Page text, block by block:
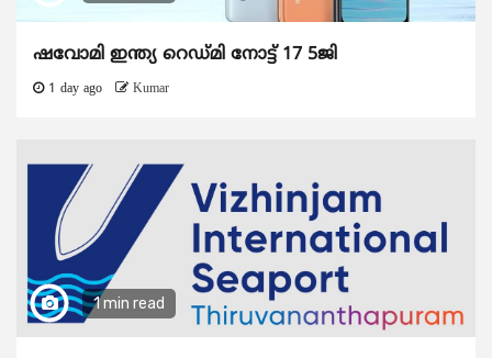
ഷവോമി ഇന്ത്യ റെഡ്മി നോട്ട് 17 5ജി
1 day ago Kumar
1 min read